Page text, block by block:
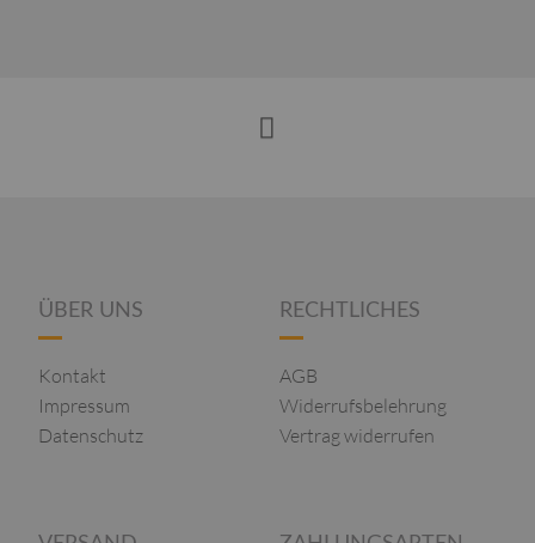
ÜBER UNS
Kontakt
Impressum
Datenschutz
RECHTLICHES
AGB
Widerrufsbelehrung
Vertrag widerrufen